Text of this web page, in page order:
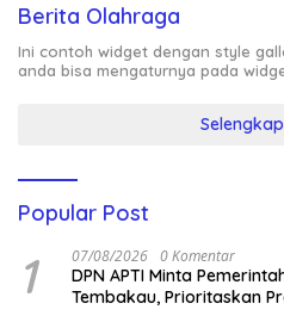
Berita Olahraga
Ini contoh widget dengan style
anda bisa mengaturnya pada
Popular Post
1 07/08/2026 0 Komentar
DPN APTI Minta
Tembakau, Prioritaskan